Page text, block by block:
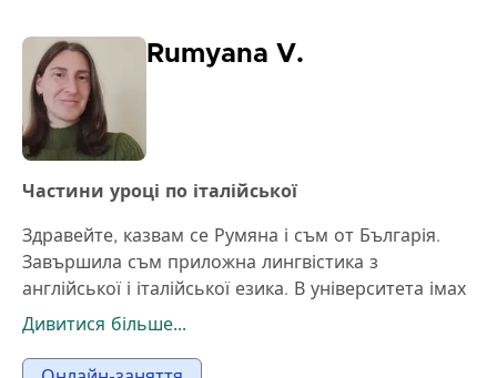
Rumyana V.
Частини уроці по італійської
Здравейте, казвам се Румяна і съм от Българія.
Завършила съм приложна лингвістика з
англійської і італійської езика. В університета імах
възможността да запиша і факультативен курс по
години. В моїте часове покриваме різнi мовні
Дивитися більше...